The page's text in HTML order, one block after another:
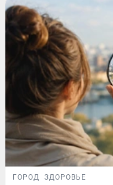
ГОРОД ЗДОРОВЬЕ